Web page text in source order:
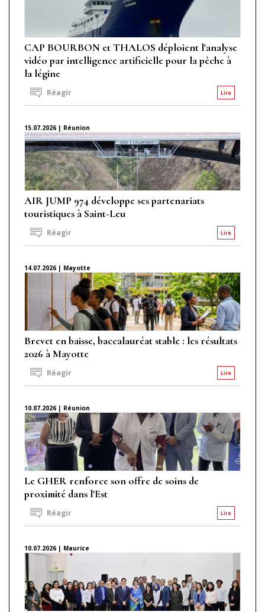
CAP BOURBON et THALOS déploient l'analyse
vidéo par intelligence artificielle pour la pêche à
la légine
Lire
Réagir
15.07.2026 | Réunion
AIR JUMP 974 développe ses partenariats
touristiques à Saint-Leu
Lire
Réagir
14.07.2026 | Mayotte
Brevet en baisse, baccalauréat stable : les résultats
2026 à Mayotte
Lire
Réagir
10.07.2026 | Réunion
Le GHER renforce son offre de soins de
proximité dans l'Est
Lire
Réagir
10.07.2026 | Maurice